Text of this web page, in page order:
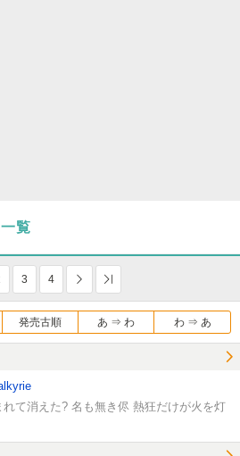
覧
3 4 次へ
発売古順 あ ⇒ わ わ ⇒ あ
て消えた? 名も無き侭 熱狂だけが火を灯